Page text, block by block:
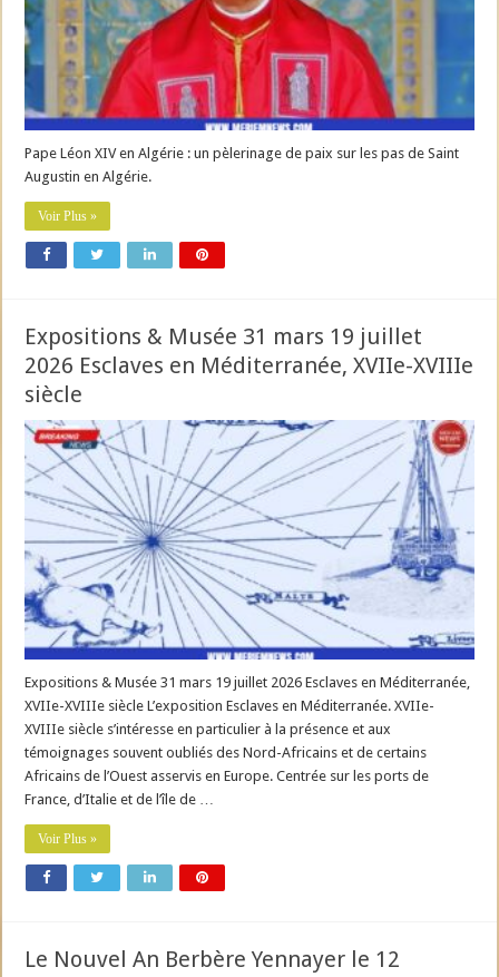
Pape Léon XIV en Algérie : un pèlerinage de paix sur les pas de Saint
Augustin en Algérie.
Voir Plus »
Expositions & Musée 31 mars 19 juillet
2026 Esclaves en Méditerranée, XVIIe-XVIIIe
siècle
Expositions & Musée 31 mars 19 juillet 2026 Esclaves en Méditerranée,
XVIIe-XVIIIe siècle L’exposition Esclaves en Méditerranée. XVIIe-
XVIIIe siècle s’intéresse en particulier à la présence et aux
témoignages souvent oubliés des Nord-Africains et de certains
Africains de l’Ouest asservis en Europe. Centrée sur les ports de
France, d’Italie et de l’île de …
Voir Plus »
Le Nouvel An Berbère Yennayer le 12